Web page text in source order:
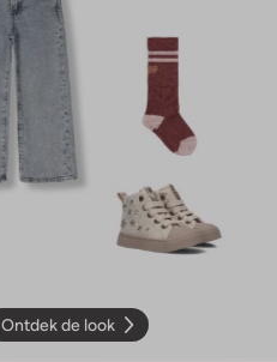
Ontdek de look